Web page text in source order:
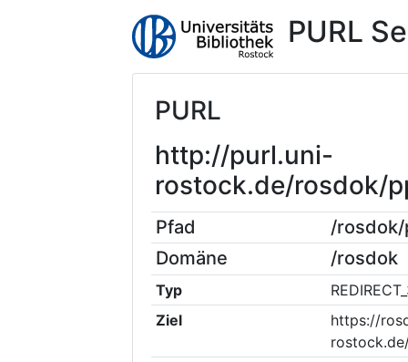
PURL
PURL
http://purl.uni-
rostock.de/rosdok/
Pfad
/rosdok/
Domäne
/rosdok
Typ
Ziel
https://